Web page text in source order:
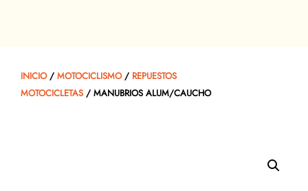
INICIO/ MOTOCICLISMO/ REPUESTOS
MOTOCICLETAS / MANUBRIOS ALUM/CAUCHO